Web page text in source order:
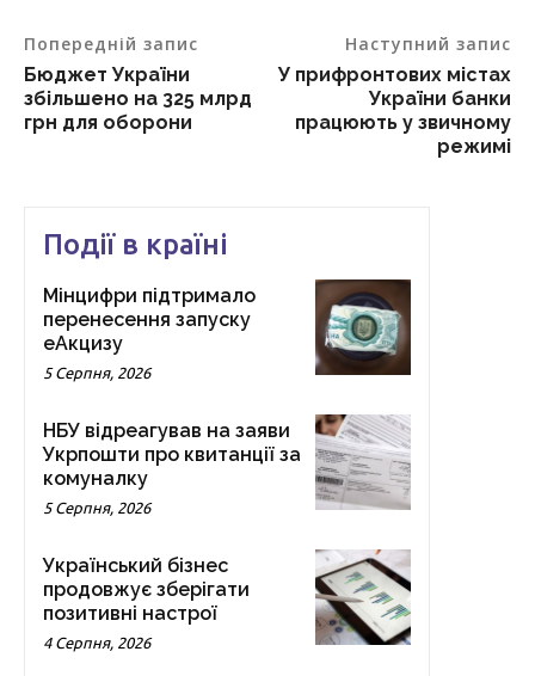
Попередній запис
Бюджет України
збільшено на 325 млрд
грн для оборони
Наступний запис
У прифронтових містах
України банки
працюють у звичному
режимі
Події в країні
Мінцифри підтримало
перенесення запуску
еАкцизу
5 Серпня, 2026
НБУ відреагував на заяви
Укрпошти про квитанції за
комуналку
5 Серпня, 2026
Український бізнес
продовжує зберігати
позитивні настрої
4 Серпня, 2026